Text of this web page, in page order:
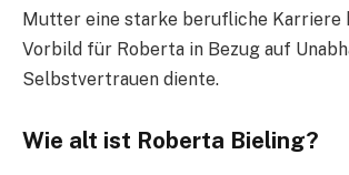
Mutter eine starke berufliche Karriere
Vorbild für Roberta in Bezug auf
Selbstvertrauen diente.
Wie alt ist Roberta Bieling?